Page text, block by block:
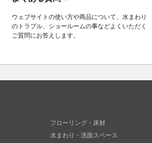
ウェブサイトの使い方や商品について、水まわり
のトラブル、ショールームの事などよくいただく
ご質問にお答えします。
フローリング・床材
水まわり・洗面スペース